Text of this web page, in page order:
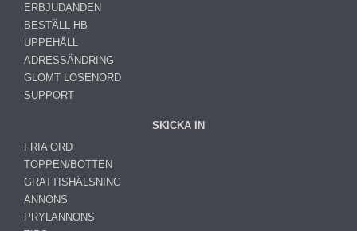
ERBJUDANDEN
BESTÄLL HB
UPPEHÅLL
ADRESSÄNDRING
GLÖMT LÖSENORD
SUPPORT
SKICKA IN
FRIA ORD
TOPPEN/BOTTEN
GRATTISHÄLSNING
ANNONS
PRYLANNONS